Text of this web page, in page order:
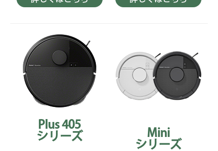
Plus 405
シリーズ
Mini
シリーズ